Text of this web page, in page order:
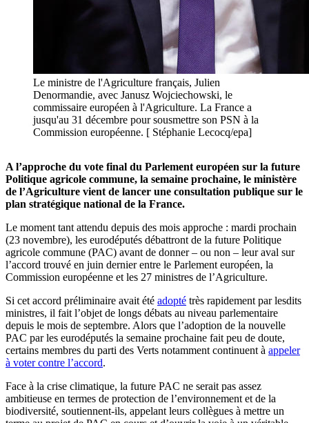
Le ministre de l'Agriculture français, Julien
Denormandie, avec Janusz Wojciechowski, le
commissaire européen à l'Agriculture. La France a
jusqu'au 31 décembre pour sousmettre son PSN à la
Commission européenne. [ Stéphanie Lecocq/epa]
A l’approche du vote final du Parlement européen sur la future
Politique agricole commune, la semaine prochaine, le ministère
de l’Agriculture vient de lancer une consultation publique sur le
plan stratégique national de la France.
Le moment tant attendu depuis des mois approche : mardi prochain
(23 novembre), les eurodéputés débattront de la future Politique
agricole commune (PAC) avant de donner – ou non – leur aval sur
l’accord trouvé en juin dernier entre le Parlement européen, la
Commission européenne et les 27 ministres de l’Agriculture.
Si cet accord préliminaire avait été adopté très rapidement par lesdits
ministres, il fait l’objet de longs débats au niveau parlementaire
depuis le mois de septembre. Alors que l’adoption de la nouvelle
PAC par les eurodéputés la semaine prochaine fait peu de doute,
certains membres du parti des Verts notamment continuent à appeler
à voter contre l’accord.
Face à la crise climatique, la future PAC ne serait pas assez
ambitieuse en termes de protection de l’environnement et de la
biodiversité, soutiennent-ils, appelant leurs collègues à mettre un